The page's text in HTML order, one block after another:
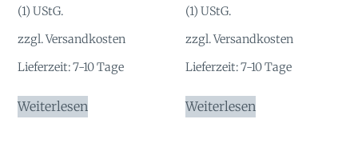
(1) UStG.
zzgl.Versandkosten
Lieferzeit:7-10 Tage
Weiterlesen
(1) UStG.
zzgl.Versandkosten
Lieferzeit:7-10 Tage
Weiterlesen